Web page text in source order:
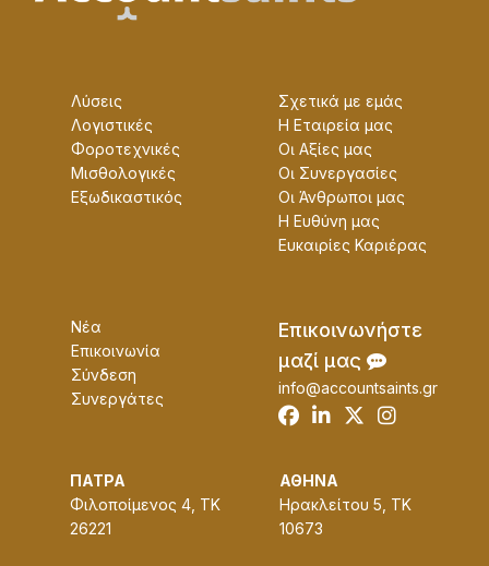
Λύσεις
Λογιστικές
Φοροτεχνικές
Μισθολογικές
Εξωδικαστικός
Σχετικά με εμάς
Η Εταɩρεία μας
Οɩ Αξίες μας
Οɩ Συνεργασίες
Οɩ Άνθρωποɩ μας
Η Ευθύνη μας
Ευκαɩρίες Καρɩέρας
Νέα
Επικοινωνία
Σύνδεση
Συνεργάτες
Επɩκοɩνωνήστε
μαζί μας
info@accountsaints.gr
ΠΑΤΡΑ
Φιλοποίμενος 4, ΤΚ
26221
ΑΘΗΝΑ
Ηρακλείτου 5, ΤΚ
10673